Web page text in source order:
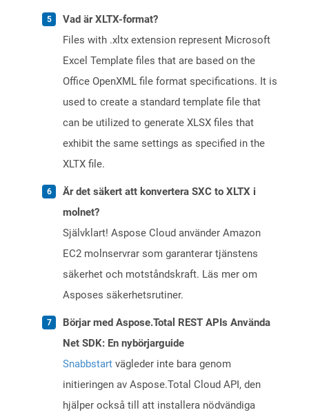
Vad är XLTX-format?
Files with .xltx extension represent Microsoft
Excel Template files that are based on the
Office OpenXML file format specifications. It is
used to create a standard template file that
can be utilized to generate XLSX files that
exhibit the same settings as specified in the
XLTX file.
Är det säkert att konvertera SXC to XLTX i
molnet?
Självklart! Aspose Cloud använder Amazon
EC2 molnservrar som garanterar tjänstens
säkerhet och motståndskraft. Läs mer om
Asposes säkerhetsrutiner.
Börjar med Aspose.Total REST APIs Använda
Net SDK: En nybörjarguide
Snabbstart vägleder inte bara genom
initieringen av Aspose.Total Cloud API, den
hjälper också till att installera nödvändiga